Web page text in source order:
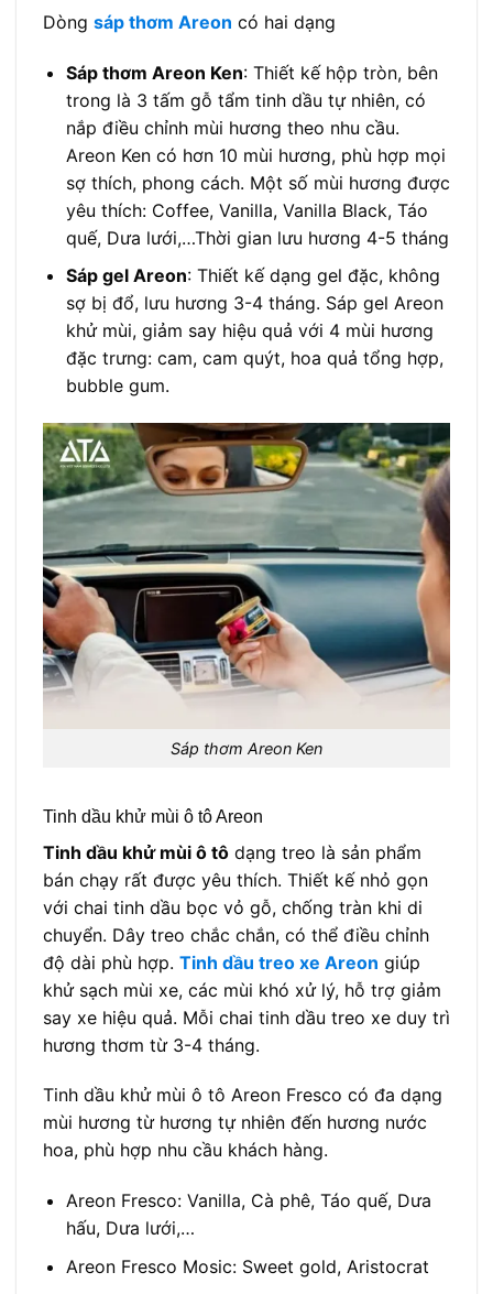
Dòng sáp thơm Areon có hai dạng
Sáp thơm Areon Ken: Thiết kế hộp tròn, bên
trong là 3 tấm gỗ tẩm tinh dầu tự nhiên, có
nắp điều chỉnh mùi hương theo nhu cầu.
Areon Ken có hơn 10 mùi hương, phù hợp mọi
sợ thích, phong cách. Một số mùi hương được
yêu thích: Coffee, Vanilla, Vanilla Black, Táo
quế, Dưa lưới,…Thời gian lưu hương 4-5 tháng
Sáp gel Areon: Thiết kế dạng gel đặc, không
sợ bị đổ, lưu hương 3-4 tháng. Sáp gel Areon
khử mùi, giảm say hiệu quả với 4 mùi hương
đặc trưng: cam, cam quýt, hoa quả tổng hợp,
bubble gum.
Sáp thơm Areon Ken
Tinh dầu khử mùi ô tô Areon
Tinh dầu khử mùi ô tô dạng treo là sản phẩm
bán chạy rất được yêu thích. Thiết kế nhỏ gọn
với chai tinh dầu bọc vỏ gỗ, chống tràn khi di
chuyển. Dây treo chắc chắn, có thể điều chỉnh
độ dài phù hợp. Tinh dầu treo xe Areon giúp
khử sạch mùi xe, các mùi khó xử lý, hỗ trợ giảm
say xe hiệu quả. Mỗi chai tinh dầu treo xe duy trì
hương thơm từ 3-4 tháng.
Tinh dầu khử mùi ô tô Areon Fresco có đa dạng
mùi hương từ hương tự nhiên đến hương nước
hoa, phù hợp nhu cầu khách hàng.
Areon Fresco: Vanilla, Cà phê, Táo quế, Dưa
hấu, Dưa lưới,…
Areon Fresco Mosic: Sweet gold, Aristocrat